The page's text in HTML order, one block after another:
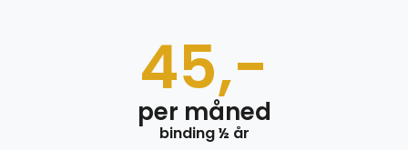
45,-
per måned
binding ½ år